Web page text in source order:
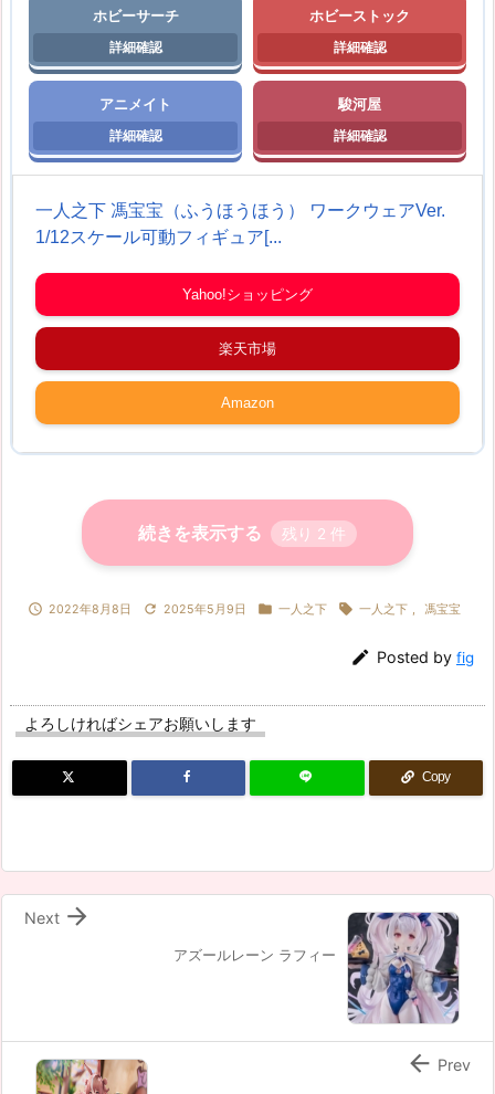
ホビーサーチ ホビーストック
アニメイト 駿河屋
一人之下 馮宝宝（ふうほうほう） ワークウェアVer.
1/12スケール可動フィギュア[...
Yahoo!ショッピング
楽天市場
Amazon
続きを表示する 残り 2 件
 2022年8月8日  2025年5月9日  一人之下  一人之下 , 馮宝宝
 Posted by fig
よろしければシェアお願いします
Copy
アズールレーン ラフィー

Next
 Prev